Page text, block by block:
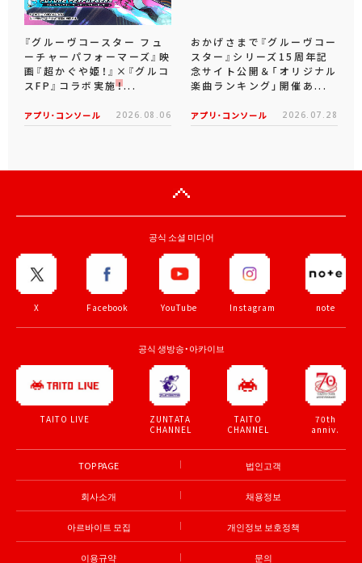
『グルーヴコースター フュ
ーチャーパフォーマーズ』映
画『超かぐや姫！』×『グルコ
スFP』コラボ実施！...
アプリ･コンソール 2026.08.06
おかげさまで『グルーヴコー
スター』シリーズ15周年記
念サイト公開＆「オリジナル
楽曲ランキング」開催あ...
アプリ･コンソール 2026.07.28
공식 소셜 미디어
X Facebook YouTube Instagram note
공식 생방송・아카이브
TAITO LIVE
ZUNTATA
CHANNEL
TAITO
CHANNEL
70th
anniv.
TOP PAGE 법인고객
회사소개 채용정보
아르바이트 모집 개인정보 보호정책
이용규약 문의